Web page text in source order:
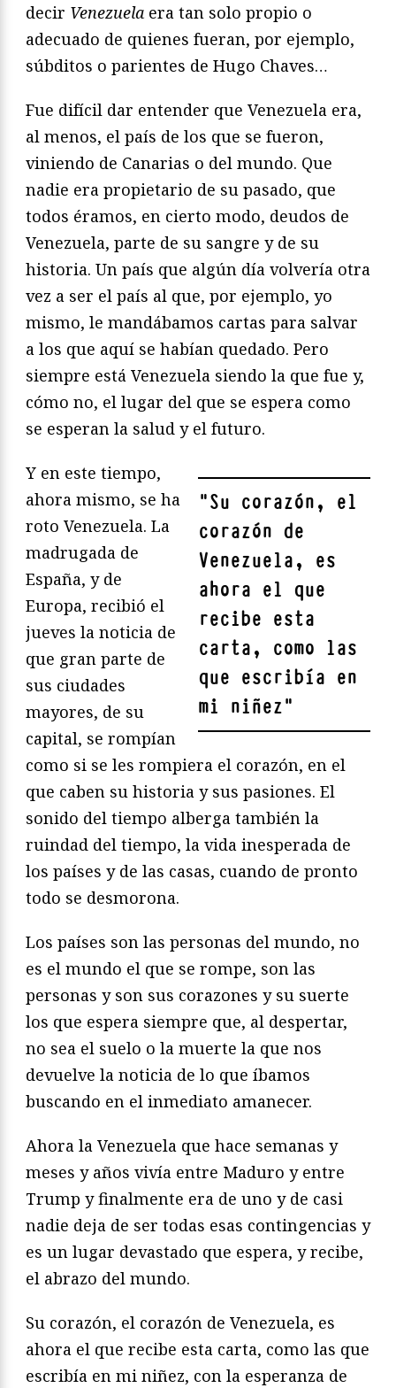
decir Venezuela era tan solo propio o
adecuado de quienes fueran, por ejemplo,
súbditos o parientes de Hugo Chaves…
Fue difícil dar entender que Venezuela era,
al menos, el país de los que se fueron,
viniendo de Canarias o del mundo. Que
nadie era propietario de su pasado, que
todos éramos, en cierto modo, deudos de
Venezuela, parte de su sangre y de su
historia. Un país que algún día volvería otra
vez a ser el país al que, por ejemplo, yo
mismo, le mandábamos cartas para salvar
a los que aquí se habían quedado. Pero
siempre está Venezuela siendo la que fue y,
cómo no, el lugar del que se espera como
se esperan la salud y el futuro.
"Su corazón, el
corazón de
Venezuela, es
ahora el que
recibe esta
carta, como las
que escribía en
mi niñez"
Y en este tiempo,
ahora mismo, se ha
roto Venezuela. La
madrugada de
España, y de
Europa, recibió el
jueves la noticia de
que gran parte de
sus ciudades
mayores, de su
capital, se rompían
como si se les rompiera el corazón, en el
que caben su historia y sus pasiones. El
sonido del tiempo alberga también la
ruindad del tiempo, la vida inesperada de
los países y de las casas, cuando de pronto
todo se desmorona.
Los países son las personas del mundo, no
es el mundo el que se rompe, son las
personas y son sus corazones y su suerte
los que espera siempre que, al despertar,
no sea el suelo o la muerte la que nos
devuelve la noticia de lo que íbamos
buscando en el inmediato amanecer.
Ahora la Venezuela que hace semanas y
meses y años vivía entre Maduro y entre
Trump y finalmente era de uno y de casi
nadie deja de ser todas esas contingencias y
es un lugar devastado que espera, y recibe,
el abrazo del mundo.
Su corazón, el corazón de Venezuela, es
ahora el que recibe esta carta, como las que
escribía en mi niñez, con la esperanza de